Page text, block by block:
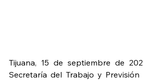
Tijuana, 15 de septiembre de
Secretaría del Trabajo y Previsión